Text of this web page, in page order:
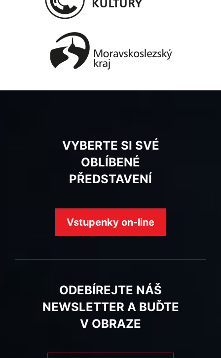
VYBERTE SI SVÉ
OBLÍBENÉ
PŘEDSTAVENÍ
Vstupenky on-line
ODEBÍREJTE NÁŠ
NEWSLETTER A BUĎTE
V OBRAZE